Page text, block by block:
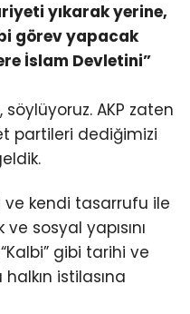
yıkarak yerine,
görev yapacak
İslam Devletini”
söylüyoruz. AKP zaten
partileri dediğimizi
ve kendi tasarrufu ile
sosyal yapısını
gibi tarihi ve
istilasına